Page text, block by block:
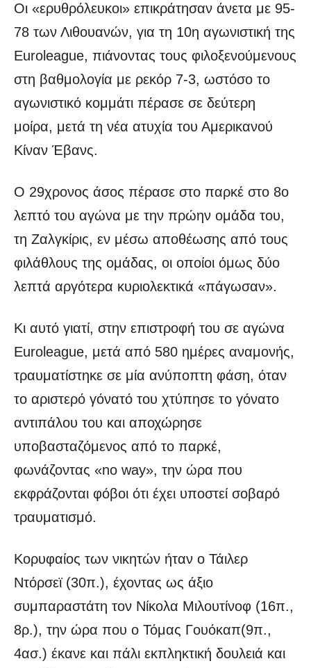
Οι «ερυθρόλευκοι» επικράτησαν άνετα με 95-
78 των Λιθουανών, για τη 10η αγωνιστική της
Euroleague, πιάνοντας τους φιλοξενούμενους
στη βαθμολογία με ρεκόρ 7-3, ωστόσο το
αγωνιστικό κομμάτι πέρασε σε δεύτερη
μοίρα, μετά τη νέα ατυχία του Αμερικανού
Κίναν Έβανς.
Ο 29χρονος άσος πέρασε στο παρκέ στο 8o
λεπτό του αγώνα με την πρώην ομάδα του,
τη Ζαλγκίρις, εν μέσω αποθέωσης από τους
φιλάθλους της ομάδας, οι οποίοι όμως δύο
λεπτά αργότερα κυριολεκτικά «πάγωσαν».
Κι αυτό γιατί, στην επιστροφή του σε αγώνα
Euroleague, μετά από 580 ημέρες αναμονής,
τραυματίστηκε σε μία ανύποπτη φάση, όταν
το αριστερό γόνατό του χτύπησε το γόνατο
αντιπάλου του και αποχώρησε
υποβασταζόμενος από το παρκέ,
φωνάζοντας «no way», την ώρα που
εκφράζονται φόβοι ότι έχει υποστεί σοβαρό
τραυματισμό.
Κορυφαίος των νικητών ήταν ο Τάιλερ
Ντόρσεϊ (30π.), έχοντας ως άξιο
συμπαραστάτη τον Νίκολα Μιλουτίνοφ (16π.,
8ρ.), την ώρα που ο Τόμας Γουόκαπ(9π.,
4ασ.) έκανε και πάλι εκπληκτική δουλειά και